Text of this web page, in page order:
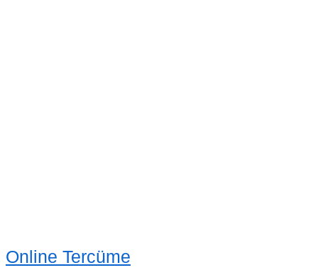
Online Tercüme